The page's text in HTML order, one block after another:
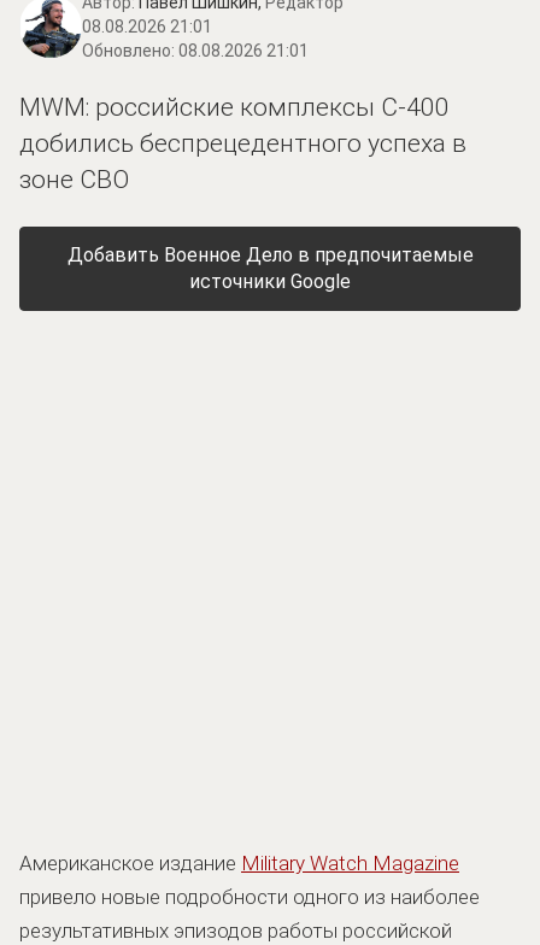
08.08.2026 21:01
Обновлено: 08.08.2026 21:01
MWM: российские комплексы С-400
добились беспрецедентного успеха в
зоне СВО
Добавить Военное Дело в предпочитаемые
источники Google
Американское издание Military Watch Magazine
привело новые подробности одного из наиболее
результативных эпизодов работы российской